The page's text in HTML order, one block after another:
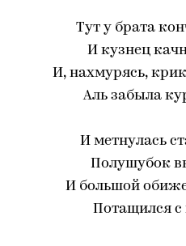
Тут у брата
И кузнец
И, нахмурясь,
Аль забыла
И метнулась
Полушубок
И большой
Потащился с